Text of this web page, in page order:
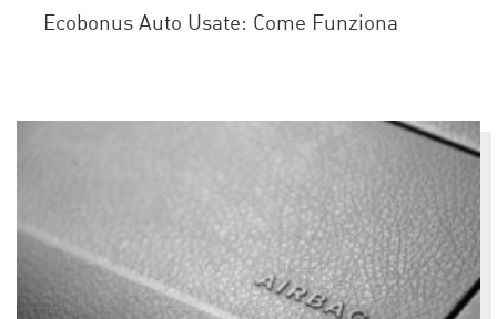
Ecobonus Auto Usate: Come Funziona